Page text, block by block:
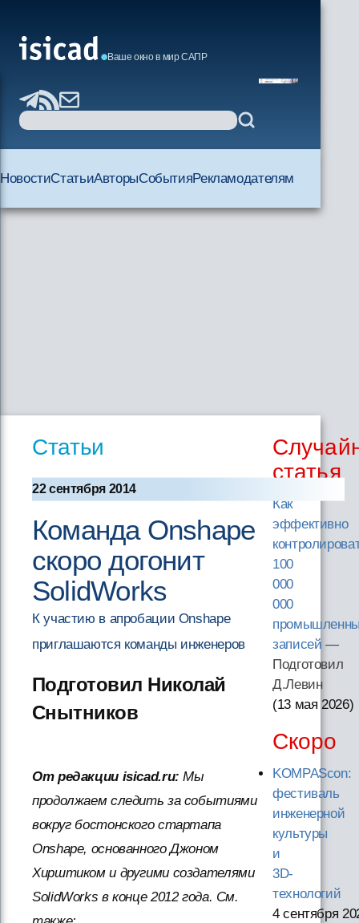
Ваше окно в мир САПР
НовостиСтатьиАвторыСобытияРекламодателям
Статьи
22 сентября 2014
Команда Onshape
скоро догонит
SolidWorks
К участию в апробации Onshape
приглашаются команды инженеров
Подготовил Николай
Снытников
От редакции isicad.ru: Мы
продолжаем следить за событиями
вокруг бостонского стартапа
Onshape, основанного Джоном
Хирштиком и другими создателями
SolidWorks в конце 2012 года. См.
статья
Как
эффективно
100
000
000
записей —
Подготовил
Д.Левин
(13 мая 2026)
Скоро
KOMPAScon:
фестиваль
инженерной
культуры
и
3D-
технологий
4 сентября